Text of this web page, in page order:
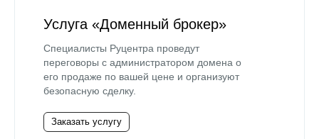
Услуга «Доменный брокер»
Специалисты Руцентра проведут
переговоры с администратором домена о
его продаже по вашей цене и организуют
безопасную сделку.
Заказать услугу